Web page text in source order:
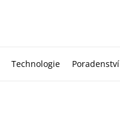
Technologie Poradenství